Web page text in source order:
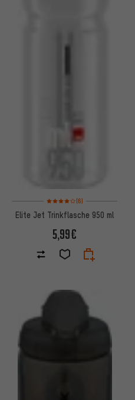
Bewertungen: 4 von 5
(6)
Elite Jet Trinkflasche 950 ml
5,99€